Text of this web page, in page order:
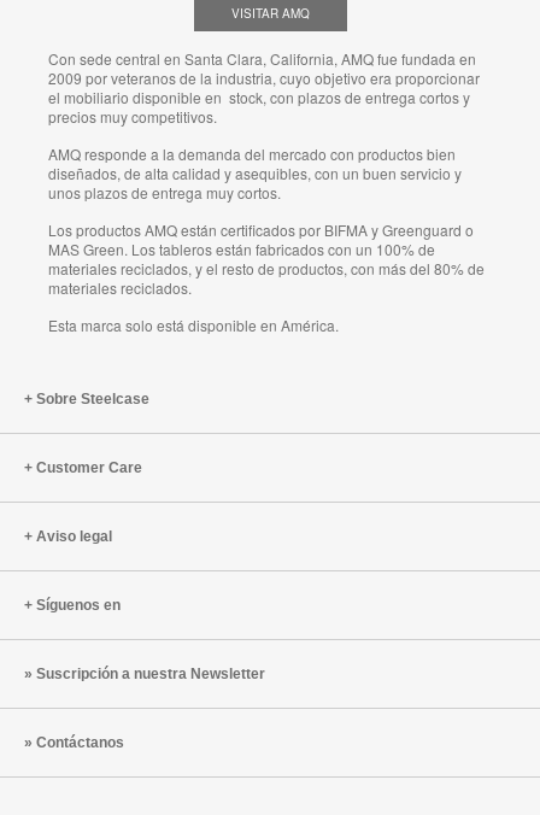
VISITAR AMQ
Con sede central en Santa Clara, California, AMQ fue fundada en
2009 por veteranos de la industria, cuyo objetivo era proporcionar
el mobiliario disponible en stock, con plazos de entrega cortos y
precios muy competitivos.
AMQ responde a la demanda del mercado con productos bien
diseñados, de alta calidad y asequibles, con un buen servicio y
unos plazos de entrega muy cortos.
Los productos AMQ están certificados por BIFMA y Greenguard o
MAS Green. Los tableros están fabricados con un 100% de
materiales reciclados, y el resto de productos, con más del 80% de
materiales reciclados.
Esta marca solo está disponible en América.
Sobre Steelcase
Customer Care
Aviso legal
Síguenos en
Suscripción a nuestra Newsletter
Contáctanos